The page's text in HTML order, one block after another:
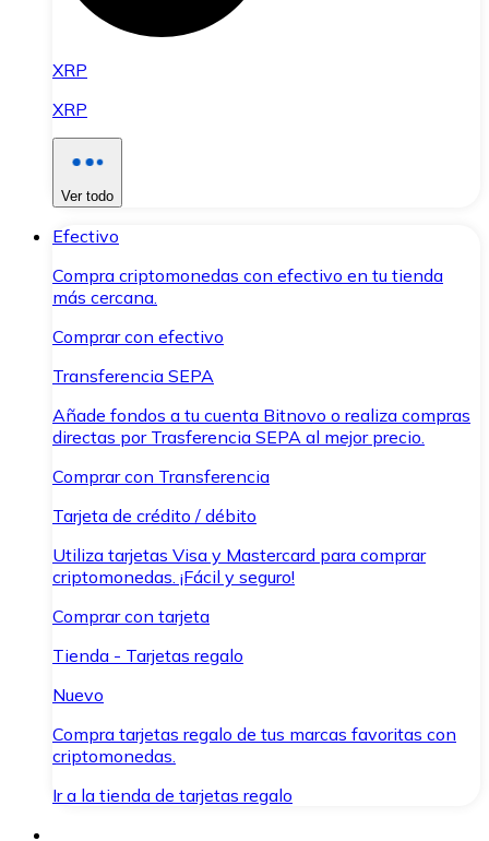
XRP
XRP
Ver todo
Efectivo
Compra criptomonedas con efectivo en tu tienda
más cercana.
Comprar con efectivo
Transferencia SEPA
Añade fondos a tu cuenta Bitnovo o realiza compras
directas por Trasferencia SEPA al mejor precio.
Comprar con Transferencia
Tarjeta de crédito / débito
Utiliza tarjetas Visa y Mastercard para comprar
criptomonedas. ¡Fácil y seguro!
Comprar con tarjeta
Tienda - Tarjetas regalo
Nuevo
Compra tarjetas regalo de tus marcas favoritas con
criptomonedas.
Ir a la tienda de tarjetas regalo